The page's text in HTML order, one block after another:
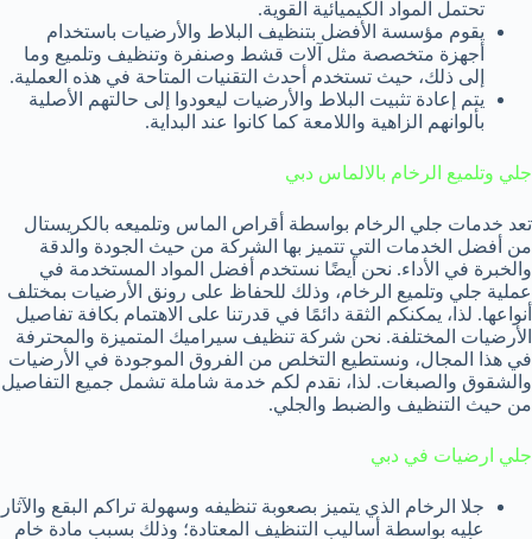
تحتمل المواد الكيميائية القوية.
يقوم مؤسسة الأفضل بتنظيف البلاط والأرضيات باستخدام
أجهزة متخصصة مثل آلات قشط وصنفرة وتنظيف وتلميع وما
إلى ذلك، حيث تستخدم أحدث التقنيات المتاحة في هذه العملية.
يتم إعادة تثبيت البلاط والأرضيات ليعودوا إلى حالتهم الأصلية
بألوانهم الزاهية واللامعة كما كانوا عند البداية.
جلي وتلميع الرخام بالالماس دبي
تعد خدمات جلي الرخام بواسطة أقراص الماس وتلميعه بالكريستال
من أفضل الخدمات التي تتميز بها الشركة من حيث الجودة والدقة
والخبرة في الأداء. نحن أيضًا نستخدم أفضل المواد المستخدمة في
عملية جلي وتلميع الرخام، وذلك للحفاظ على رونق الأرضيات بمختلف
أنواعها. لذا، يمكنكم الثقة دائمًا في قدرتنا على الاهتمام بكافة تفاصيل
الأرضيات المختلفة. نحن شركة تنظيف سيراميك المتميزة والمحترفة
في هذا المجال، ونستطيع التخلص من الفروق الموجودة في الأرضيات
والشقوق والصبغات. لذا، نقدم لكم خدمة شاملة تشمل جميع التفاصيل
من حيث التنظيف والضبط والجلي.
جلي ارضيات في دبي
جلا الرخام الذي يتميز بصعوبة تنظيفه وسهولة تراكم البقع والآثار
عليه بواسطة أساليب التنظيف المعتادة؛ وذلك بسبب مادة خام